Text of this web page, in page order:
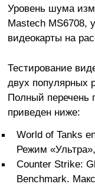
Уровень шума
Mastech MS6708,
видеокарты на
Тестирование
двух популярных
Полный перечень
приведен ниже:
World of Tanks
Режим
Counter Strike:
Benchmark.